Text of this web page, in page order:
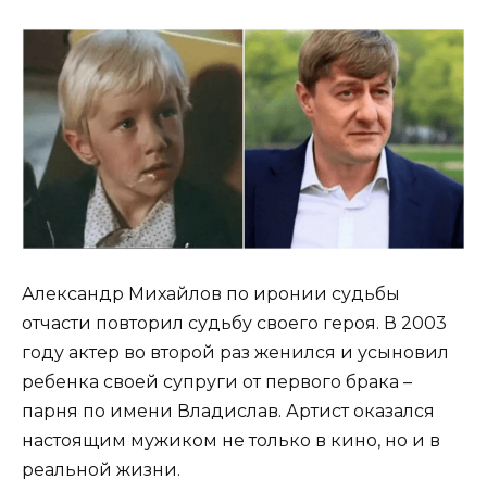
Александр Михайлов по иронии судьбы
отчасти повторил судьбу своего героя. В 2003
году актер во второй раз женился и усыновил
ребенка своей супруги от первого брака –
парня по имени Владислав. Артист оказался
настоящим мужиком не только в кино, но и в
реальной жизни.